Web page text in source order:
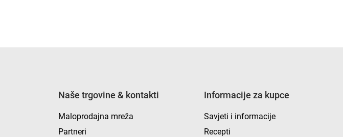
Naše trgovine & kontakti
Maloprodajna mreža
Partneri
Informacije za kupce
Savjeti i informacije
Recepti